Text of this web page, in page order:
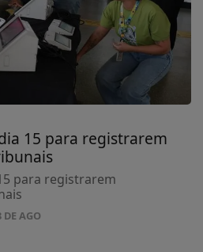
15 para registrarem
para registrarem
DE AGO